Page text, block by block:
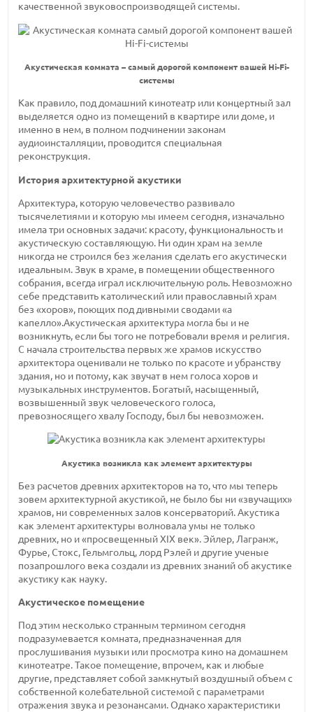
качественной звуковоспроизводящей системы.
Акустическая комната – самый дорогой компонент вашей Hi-Fi-
системы
Как правило, под домашний кинотеатр или концертный зал
выделяется одно из помещений в квартире или доме, и
именно в нем, в полном подчинении законам
аудиоинсталляции, проводится специальная
реконструкция.
История архитектурной акустики
Архитектура, которую человечество развивало
тысячелетиями и которую мы имеем сегодня, изначально
имела три основных задачи: красоту, функциональность и
акустическую составляющую. Ни один храм на земле
никогда не строился без желания сделать его акустически
идеальным. Звук в храме, в помещении общественного
собрания, всегда играл исключительную роль. Невозможно
себе представить католический или православный храм
без «хоров», поющих под дивными сводами «а
капелло».Акустическая архитектура могла бы и не
возникнуть, если бы того не потребовали время и религия.
С начала строительства первых же храмов искусство
архитектора оценивали не только по красоте и убранству
здания, но и потому, как звучат в нем голоса хоров и
музыкальных инструментов. Богатый, насыщенный,
возвышенный звук человеческого голоса,
превозносящего хвалу Господу, был бы невозможен.
Акустика возникла как элемент архитектуры
Без расчетов древних архитекторов на то, что мы теперь
зовем архитектурной акустикой, не было бы ни «звучащих»
храмов, ни современных залов консерваторий. Акустика
как элемент архитектуры волновала умы не только
древних, но и «просвещенный XIX век». Эйлер, Лагранж,
Фурье, Стокс, Гельмгольц, лорд Рэлей и другие ученые
позапрошлого века создали из древних знаний об акустике
акустику как науку.
Акустическое помещение
Под этим несколько странным термином сегодня
подразумевается комната, предназначенная для
прослушивания музыки или просмотра кино на домашнем
кинотеатре. Такое помещение, впрочем, как и любые
другие, представляет собой замкнутый воздушный объем с
собственной колебательной системой с параметрами
отражения звука и резонансами. Однако характеристики